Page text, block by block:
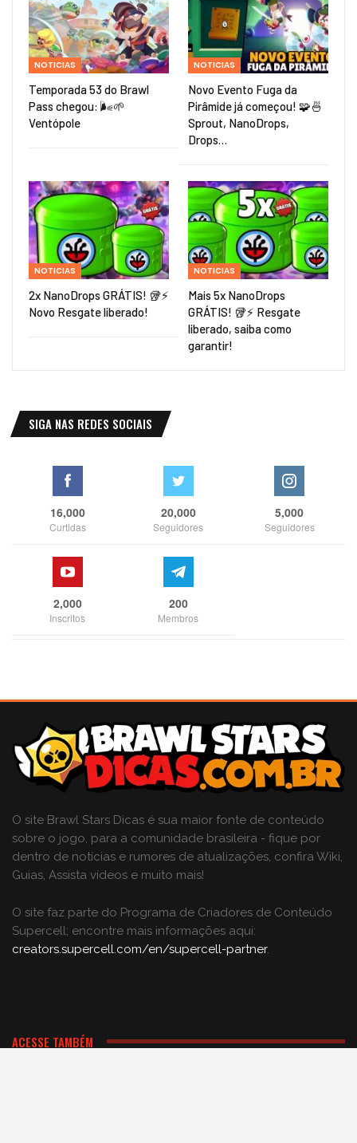
NOTICIAS
Temporada 53 do Brawl
Pass chegou: 🌬️🌱
Ventópole
NOTICIAS
Novo Evento Fuga da
Pirâmide já começou! 🧩🍜
Sprout, NanoDrops,
Drops…
NOTICIAS
2x NanoDrops GRÁTIS! 🥡⚡
Novo Resgate liberado!
NOTICIAS
Mais 5x NanoDrops
GRÁTIS! 🥡⚡ Resgate
liberado, saiba como
garantir!
SIGA NAS REDES SOCIAIS
16,000
Curtidas
20,000
Seguidores
5,000
Seguidores
2,000
Inscritos
200
Membros
O site Brawl Stars Dicas é sua maior fonte de conteúdo
sobre o jogo, para a comunidade brasileira - fique por
dentro de notícias e rumores de atualizações, confira Wiki,
Guias, Assista vídeos e muito mais!
O site faz parte do Programa de Criadores de Conteúdo
Supercell; encontre mais informações aqui:
creators.supercell.com/en/supercell-partner.
ACESSE TAMBÉM